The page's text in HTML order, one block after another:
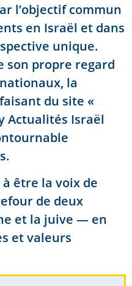
l’objectif commun
en Israël et dans
unique.
son propre regard
la
du site «
Actualités Israël
être la voix de
de deux
et la juive — en
et valeurs